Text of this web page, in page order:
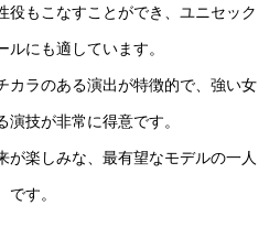
役もこなすことができ、ユニセック
ルにも適しています。
カラのある演出が特徴的で、強い女
演技が非常に得意です。
が楽しみな、最有望なモデルの一人
です。